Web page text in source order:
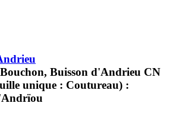
Buisson d'Andrieu CN
unique : Coutureau) :